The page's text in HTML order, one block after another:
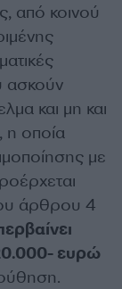
από κοινού
ασκούν
και μη και
η οποία
με
άρθρου 4
ευρώ